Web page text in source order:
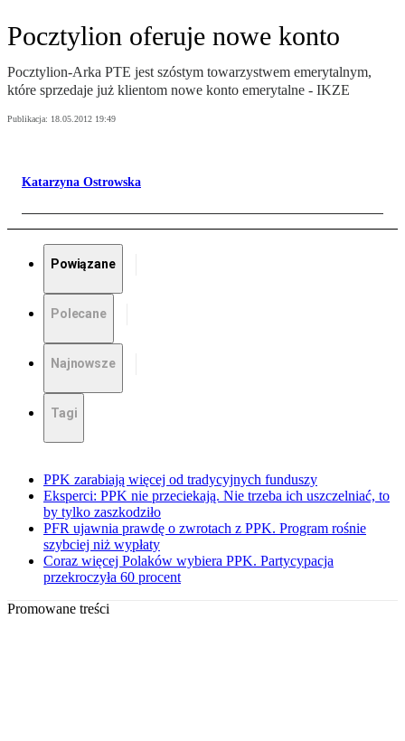
Pocztylion oferuje nowe konto
Pocztylion-Arka PTE jest szóstym towarzystwem emerytalnym,
które sprzedaje już klientom nowe konto emerytalne - IKZE
Publikacja: 18.05.2012 19:49
Katarzyna Ostrowska
Powiązane
Polecane
Najnowsze
Tagi
PPK zarabiają więcej od tradycyjnych funduszy
Eksperci: PPK nie przeciekają. Nie trzeba ich uszczelniać, to
by tylko zaszkodziło
PFR ujawnia prawdę o zwrotach z PPK. Program rośnie
szybciej niż wypłaty
Coraz więcej Polaków wybiera PPK. Partycypacja
przekroczyła 60 procent
Promowane treści